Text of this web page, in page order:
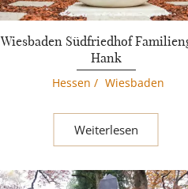
Wiesbaden Südfriedhof
Hank
Hessen / Wiesbaden
Weiterlesen